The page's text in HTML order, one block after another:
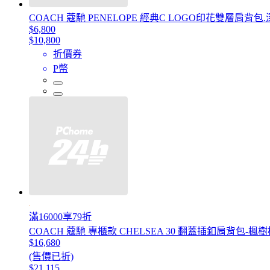
COACH 蔻馳 PENELOPE 經典C LOGO印花雙層肩背包.
$6,800
$10,800
折價券
P幣
滿16000享79折
COACH 蔻馳 專櫃款 CHELSEA 30 翻蓋插釦肩背包-楓樹
$16,680
(售價已折)
$21,115